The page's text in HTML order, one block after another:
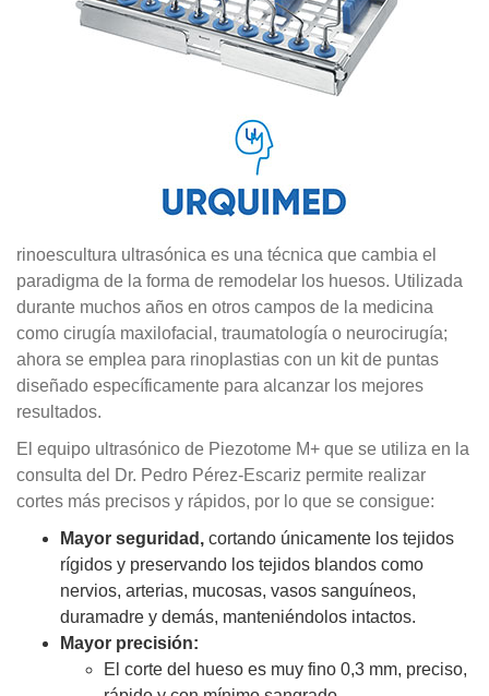
rinoescultura ultrasónica es una técnica que cambia el
paradigma de la forma de remodelar los huesos. Utilizada
durante muchos años en otros campos de la medicina
como cirugía maxilofacial, traumatología o neurocirugía;
ahora se emplea para rinoplastias con un kit de puntas
diseñado específicamente para alcanzar los mejores
resultados.
El equipo ultrasónico de Piezotome M+ que se utiliza en la
consulta del Dr. Pedro Pérez-Escariz permite realizar
cortes más precisos y rápidos, por lo que se consigue:
Mayor seguridad, cortando únicamente los tejidos
rígidos y preservando los tejidos blandos como
nervios, arterias, mucosas, vasos sanguíneos,
duramadre y demás, manteniéndolos intactos.
Mayor precisión:
El corte del hueso es muy fino 0,3 mm, preciso,